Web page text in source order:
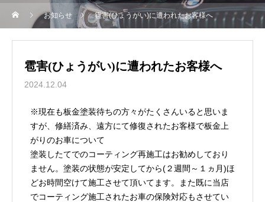
お知らせ 雹害(ひょうがい)に遭われたお客様へ
雹害(ひょうがい)に遭われたお客様へ
2024.12.04
※現在も板金塗装待ちの方々がたくさんいると思いま
すが、修繕済み、遠方にて修復されたお客様で板金上
がりのお車について
塗装したてでのコーティング再施工はお勧めしており
ません。塗装の状態が安定してから(２週間～１ヵ月)ほ
どお時間空けて施工させて頂いてます。また既に当店
でコーティング施工されたお車の保険対応もさせてい